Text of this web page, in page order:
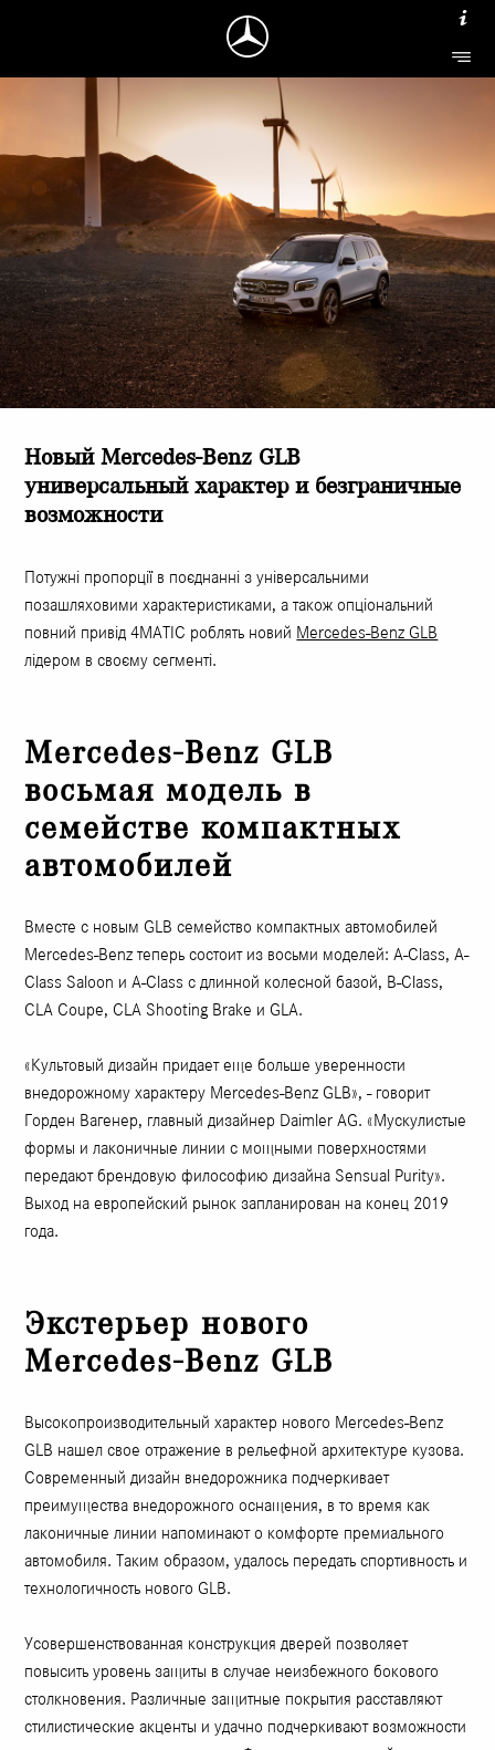
Новый Mercedes-Benz GLB
универсальный характер и безграничные
возможности
Потужні пропорції в поєднанні з універсальними
позашляховими характеристиками, а також опціональний
повний привід 4MATIC роблять новий Mercedes-Benz GLB
лідером в своєму сегменті.
Mercedes-Benz GLB
восьмая модель в
семействе компактных
автомобилей
Вместе с новым GLB семейство компактных автомобилей
Mercedes-Benz теперь состоит из восьми моделей: A-Class, A-
Class Saloon и A-Class с длинной колесной базой, B-Class,
CLA Coupe, CLA Shooting Brake и GLA.
«Культовый дизайн придает еще больше уверенности
внедорожному характеру Mercedes-Benz GLB», - говорит
Горден Вагенер, главный дизайнер Daimler AG. «Мускулистые
формы и лаконичные линии с мощными поверхностями
передают брендовую философию дизайна Sensual Purity».
Выход на европейский рынок запланирован на конец 2019
года.
Экстерьер нового
Mercedes-Benz GLB
Высокопроизводительный характер нового Mercedes-Benz
GLB нашел свое отражение в рельефной архитектуре кузова.
Современный дизайн внедорожника подчеркивает
преимущества внедорожного оснащения, в то время как
лаконичные линии напоминают о комфорте премиального
автомобиля. Таким образом, удалось передать спортивность и
технологичность нового GLB.
Усовершенствованная конструкция дверей позволяет
повысить уровень защиты в случае неизбежного бокового
столкновения. Различные защитные покрытия расставляют
стилистические акценты и удачно подчеркивают возможности